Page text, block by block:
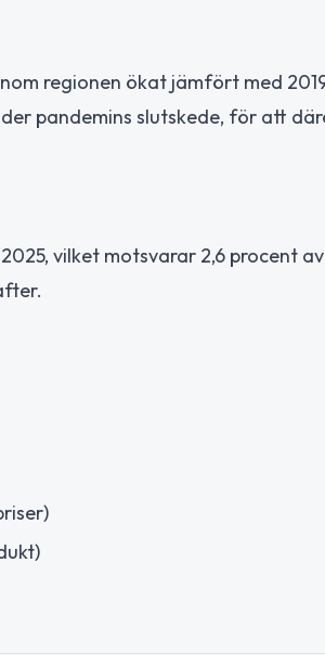
regionen ökat jämfört med
pandemins slutskede, för att
vilket motsvarar 2,6 procent